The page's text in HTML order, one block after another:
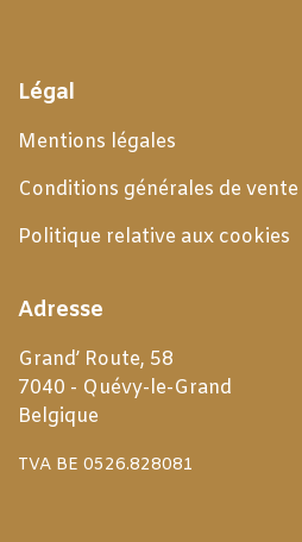
Légal
Mentions légales
Conditions générales de vente
Politique relative aux cookies
Adresse
Grand’ Route, 58
7040 - Quévy-le-Grand
Belgique
TVA BE 0526.828081